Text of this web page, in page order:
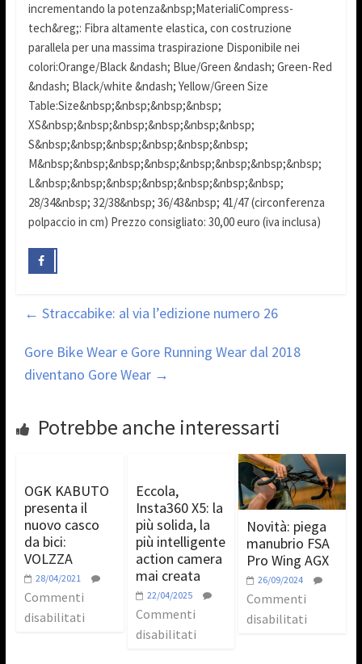
incrementando la potenza&nbsp;MaterialiCompress-
tech&reg;: Fibra altamente elastica, con costruzione
parallela per una massima traspirazione Disponibile nei
colori:Orange/Black &ndash; Blue/Green &ndash; Green-Red
&ndash; Black/white &ndash; Yellow/Green Size
Table:Size&nbsp;&nbsp;&nbsp;&nbsp;
XS&nbsp;&nbsp;&nbsp;&nbsp;&nbsp;&nbsp;
S&nbsp;&nbsp;&nbsp;&nbsp;&nbsp;&nbsp;
M&nbsp;&nbsp;&nbsp;&nbsp;&nbsp;&nbsp;&nbsp;&nbsp;
L&nbsp;&nbsp;&nbsp;&nbsp;&nbsp;&nbsp;&nbsp;
28/34&nbsp; 32/38&nbsp; 36/43&nbsp; 41/47 (circonferenza
polpaccio in cm) Prezzo consigliato: 30,00 euro (iva inclusa)
← Straccabike: al via l’edizione numero 26
Gore Bike Wear e Gore Running Wear dal 2018
diventano Gore Wear →
Potrebbe anche interessarti
OGK KABUTO
presenta il
nuovo casco
da bici:
VOLZZA
28/04/2021
Commenti
disabilitati
Eccola,
Insta360 X5: la
più solida, la
più intelligente
action camera
mai creata
22/04/2025
Commenti
disabilitati
Novità: piega
manubrio FSA
Pro Wing AGX
26/09/2024
Commenti
disabilitati